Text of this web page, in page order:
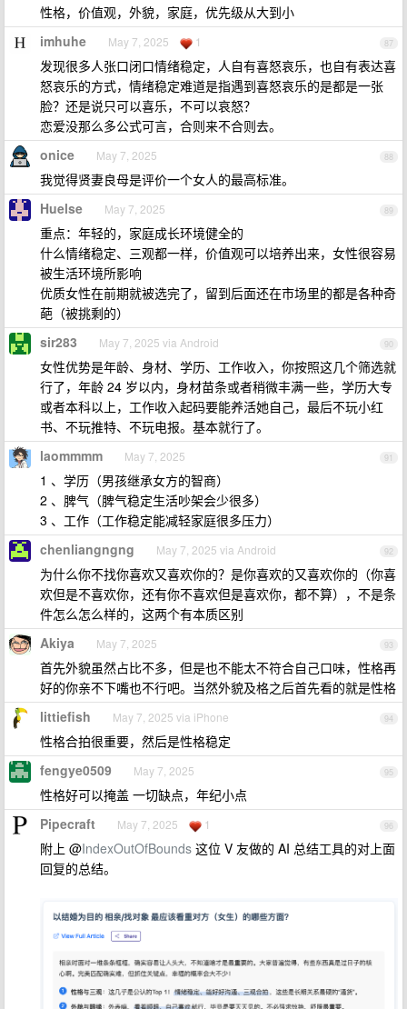
性格，价值观，外貌，家庭，优先级从大到小
87
imhuhe May 7, 2025 1
发现很多人张口闭口情绪稳定，人自有喜怒哀乐，也自有表达喜
怒哀乐的方式，情绪稳定难道是指遇到喜怒哀乐的是都是一张
脸？还是说只可以喜乐，不可以哀怒？
恋爱没那么多公式可言，合则来不合则去。
88
onice May 7, 2025
我觉得贤妻良母是评价一个女人的最高标准。
89
Huelse May 7, 2025
重点：年轻的，家庭成长环境健全的
什么情绪稳定、三观都一样，价值观可以培养出来，女性很容易
被生活环境所影响
优质女性在前期就被选完了，留到后面还在市场里的都是各种奇
葩（被挑剩的）
90
sir283 May 7, 2025 via Android
女性优势是年龄、身材、学历、工作收入，你按照这几个筛选就
行了，年龄 24 岁以内，身材苗条或者稍微丰满一些，学历大专
或者本科以上，工作收入起码要能养活她自己，最后不玩小红
书、不玩推特、不玩电报。基本就行了。
91
laommmm May 7, 2025
1 、学历（男孩继承女方的智商）
2 、脾气（脾气稳定生活吵架会少很多）
3 、工作（工作稳定能减轻家庭很多压力）
92
chenliangngng May 7, 2025 via Android
为什么你不找你喜欢又喜欢你的？是你喜欢的又喜欢你的（你喜
欢但是不喜欢你，还有你不喜欢但是喜欢你，都不算），不是条
件怎么怎么样的，这两个有本质区别
93
Akiya May 7, 2025
首先外貌虽然占比不多，但是也不能太不符合自己口味，性格再
好的你亲不下嘴也不行吧。当然外貌及格之后首先看的就是性格
94
littiefish May 7, 2025 via iPhone
性格合拍很重要，然后是性格稳定
95
fengye0509 May 7, 2025
性格好可以掩盖 一切缺点，年纪小点
96
Pipecraft May 7, 2025 1
附上 @IndexOutOfBounds 这位 V 友做的 AI 总结工具的对上面
回复的总结。